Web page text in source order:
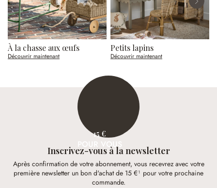
À la chasse aux œufs
Découvrir maintenant
Petits lapins
Découvrir maintenant
15 €
POUR VOUS
Inscrivez-vous à la newsletter
Après confirmation de votre abonnement, vous recevrez avec votre
première newsletter un bon d'achat de 15 €¹ pour votre prochaine
commande.